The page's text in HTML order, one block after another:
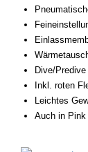
Dive/
Inkl. roten
Leichtes
Auch in Pink